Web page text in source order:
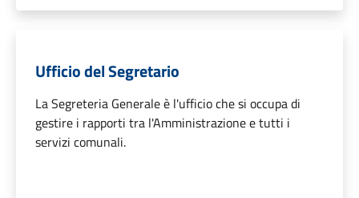
Ufficio del Segretario
La Segreteria Generale è l'ufficio che si occupa di
gestire i rapporti tra l'Amministrazione e tutti i
servizi comunali.